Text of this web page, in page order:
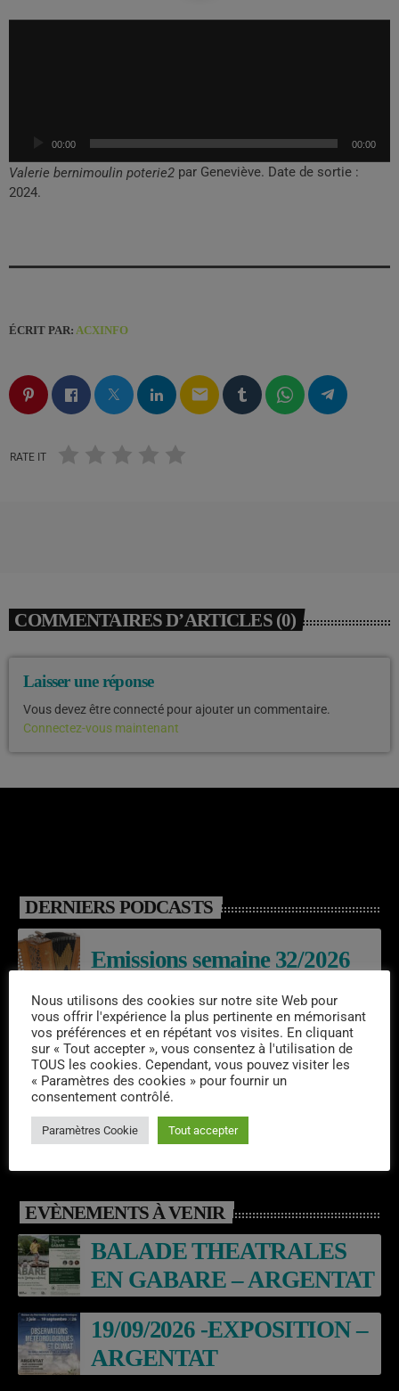
a
u
00:00 00:00
Valerie bernimoulin poterie2 par Geneviève. Date de sortie :
2024.
ÉCRIT PAR: ACXINFO
email
RATE IT
COMMENTAIRES D’ARTICLES (0)
Laisser une réponse
Vous devez être connecté pour ajouter un commentaire.
Connectez-vous maintenant
DERNIERS PODCASTS
Emissions semaine 32/2026
Laroq’En Fête
Emissions semaine 31/2026
EVÈNEMENTS À VENIR
BALADE THEATRALES
EN GABARE – ARGENTAT
19/09/2026 -EXPOSITION –
ARGENTAT
Nous utilisons des cookies sur notre site Web pour
vous offrir l'expérience la plus pertinente en mémorisant
vos préférences et en répétant vos visites. En cliquant
sur « Tout accepter », vous consentez à l'utilisation de
TOUS les cookies. Cependant, vous pouvez visiter les
« Paramètres des cookies » pour fournir un
consentement contrôlé.
Paramètres Cookie Tout accepter